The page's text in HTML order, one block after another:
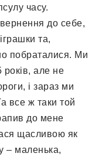
часу.
до себе,
та,
побраталися. Ми
років, але не
і зараз ми
все ж таки той
до мене
щасливою як
– маленька,